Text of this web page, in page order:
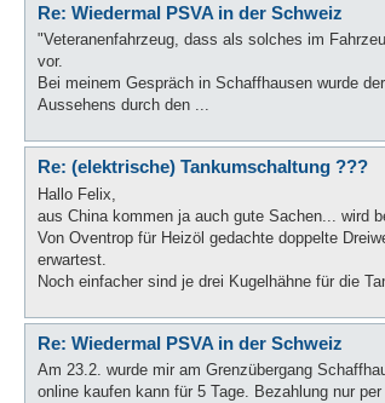
Re: Wiedermal PSVA in der Schweiz
"Veteranenfahrzeug, dass als solches im
vor.
Bei meinem Gespräch in Schaffhausen wurde
Aussehens durch den ...
Re: (elektrische) Tankumschaltung ???
Hallo Felix,
aus China kommen ja auch gute Sachen... wird
Von Oventrop für Heizöl gedachte doppelte
erwartest.
Noch einfacher sind je drei Kugelhähne für die
Re: Wiedermal PSVA in der Schweiz
Am 23.2. wurde mir am Grenzübergang
online kaufen kann für 5 Tage. Bezahlung nur